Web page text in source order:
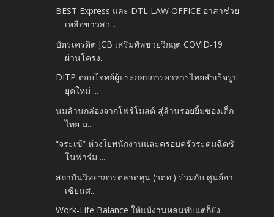
BEST Express และ DTL LAW OFFICE อาสาช่วย
เหลือชาวสว...
บัตรเครดิต JCB เสริมทัพช่วยวิกฤต COVID-19
ผ่านโครง...
DITP ตอบโจทย์ผู้ประกอบการอาหารไทยสำเร็จรูป
ยุคใหม่ ...
นมล้านกล่องจากโฟร์โมสต์ สู่ล้านรอยยิ้มของเด็ก
ไทย ม...
“จระเข้” ห่วงใยพนักงานและครอบครัวระดมฉีดซิ
โนฟาร์ม ...
สถาบันวิทยาการตลาดทุน (วตท.) ร่วมกับ ศูนย์อา
เซียนศ...
Work-Life Balance ให้แม้งานหล่นทับแต่ก็ยัง